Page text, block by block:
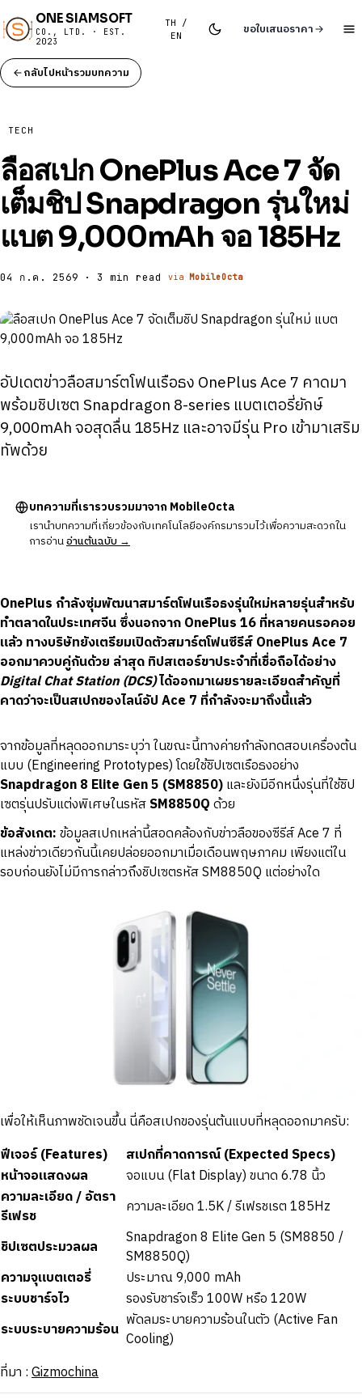
ONE SIAMSOFT
CO., LTD. · EST.
2023
TH /
EN
ขอใบเสนอราคา
กลับไปหน้ารวมบทความ
TECH
ลือสเปก OnePlus Ace 7 จัด
เต็มชิป Snapdragon รุ่นใหม่
แบต 9,000mAh จอ 185Hz
04 ก.ค. 2569 · 3 min read via MobileOcta
อัปเดตข่าวลือสมาร์ตโฟนเรือธง OnePlus Ace 7 คาดมา
พร้อมชิปเซต Snapdragon 8-series แบตเตอรี่ยักษ์
9,000mAh จอสุดลื่น 185Hz และอาจมีรุ่น Pro เข้ามาเสริม
ทัพด้วย
บทความที่เรารวบรวมมาจาก MobileOcta
เรานำบทความที่เกี่ยวข้องกับเทคโนโลยีองค์กรมารวมไว้เพื่อความสะดวกใน
การอ่านอ่านต้นฉบับ →
OnePlus กำลังซุ่มพัฒนาสมาร์ตโฟนเรือธงรุ่นใหม่หลายรุ่นสำหรับ
ทำตลาดในประเทศจีน ซึ่งนอกจาก OnePlus 16 ที่หลายคนรอคอย
แล้ว ทางบริษัทยังเตรียมเปิดตัวสมาร์ตโฟนซีรีส์ OnePlus Ace 7
ออกมาควบคู่กันด้วย ล่าสุด ทิปสเตอร์ขาประจำที่เชื่อถือได้อย่าง
Digital Chat Station (DCS)ได้ออกมาเผยรายละเอียดสำคัญที่
คาดว่าจะเป็นสเปกของไลน์อัป Ace 7 ที่กำลังจะมาถึงนี้แล้ว
จากข้อมูลที่หลุดออกมาระบุว่า ในขณะนี้ทางค่ายกำลังทดสอบเครื่องต้น
แบบ (Engineering Prototypes) โดยใช้ชิปเซตเรือธงอย่าง
Snapdragon 8 Elite Gen 5 (SM8850)และยังมีอีกหนึ่งรุ่นที่ใช้ชิป
เซตรุ่นปรับแต่งพิเศษในรหัสSM8850Qด้วย
ข้อสังเกต:ข้อมูลสเปกเหล่านี้สอดคล้องกับข่าวลือของซีรีส์ Ace 7 ที่
แหล่งข่าวเดียวกันนี้เคยปล่อยออกมาเมื่อเดือนพฤษภาคม เพียงแต่ใน
รอบก่อนยังไม่มีการกล่าวถึงชิปเซตรหัส SM8850Q แต่อย่างใด
เพื่อให้เห็นภาพชัดเจนขึ้น นี่คือสเปกของรุ่นต้นแบบที่หลุดออกมาครับ:
ฟีเจอร์ (Features)
สเปกที่คาดการณ์ (Expected Specs)
หน้าจอแสดงผล
จอแบน (Flat Display) ขนาด 6.78 นิ้ว
ความละเอียด / อัตรา
รีเฟรช
ความละเอียด 1.5K / รีเฟรชเรต 185Hz
ชิปเซตประมวลผล
Snapdragon 8 Elite Gen 5 (SM8850 /
SM8850Q)
ความจุแบตเตอรี่
ประมาณ 9,000 mAh
ระบบชาร์จไว
รองรับชาร์จเร็ว 100W หรือ 120W
ระบบระบายความร้อน พัดลมระบายความร้อนในตัว (Active Fan
Cooling)
ที่มา :Gizmochina